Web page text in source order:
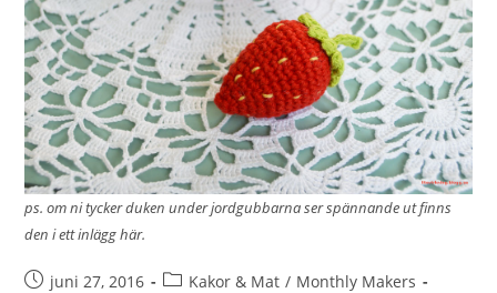
ps. om ni tycker duken under jordgubbarna ser spännande ut finns
den i ett inlägghär.
juni 27, 2016 Kakor & Mat / Monthly Makers